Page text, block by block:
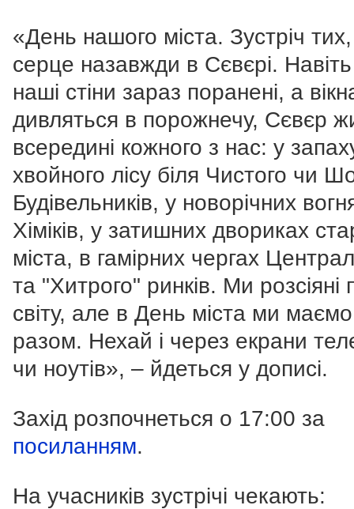
«День нашого міста. Зустріч
серце назавжди в Сєвєрі.
наші стіни зараз поранені, а
дивляться в порожнечу, Сєвєр
всередині кожного з нас: у
хвойного лісу біля Чистого чи
Будівельників, у новорічних
Хіміків, у затишних двориках
міста, в гамірних чергах
та "Хитрого" ринків. Ми розсіяні
світу, але в День міста ми
разом. Нехай і через екрани
чи ноутів», – йдеться у дописі.
Захід розпочнеться о 17:00 за
посиланням.
На учасників зустрічі чекають: